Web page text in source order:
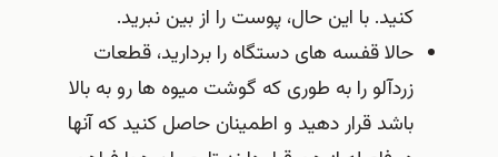
کنید. با این حال، پوست را از بین نبرید.
حالا قفسه های دستگاه را بردارید، قطعات
زردآلو را به طوری که گوشت میوه ها رو به بالا
باشد قرار دهید و اطمینان حاصل کنید که آنها